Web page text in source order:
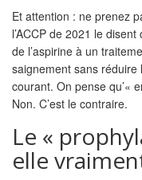
Et attention : ne prenez
l’ACCP de 2021 le
de l’aspirine à un
saignement sans réduire
courant. On pense qu’«
Non. C’est le contraire.
Le «
elle